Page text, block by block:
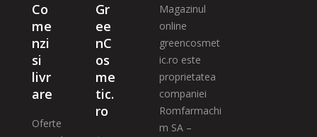
Co
me
nzi
si
livr
are
Oferte
Gr
ee
nC
os
me
tic.
ro
Magazinul
online
greencosmet
ic.ro este
proprietatea
companiei
Romfarmachi
m SA –